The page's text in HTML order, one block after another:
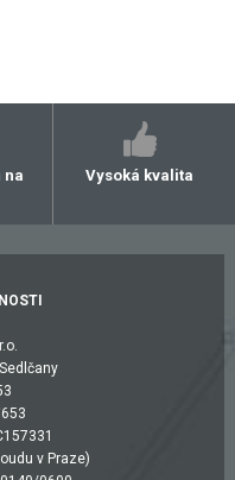
na
Vysoká kvalita
v Praze)